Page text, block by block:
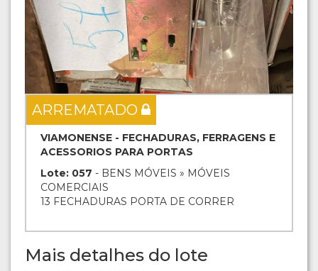
ARREMATADO
VIAMONENSE - FECHADURAS, FERRAGENS E
ACESSORIOS PARA PORTAS
Lote: 057 - BENS MÓVEIS » MÓVEIS
COMERCIAIS
13 FECHADURAS PORTA DE CORRER
Mais detalhes do lote